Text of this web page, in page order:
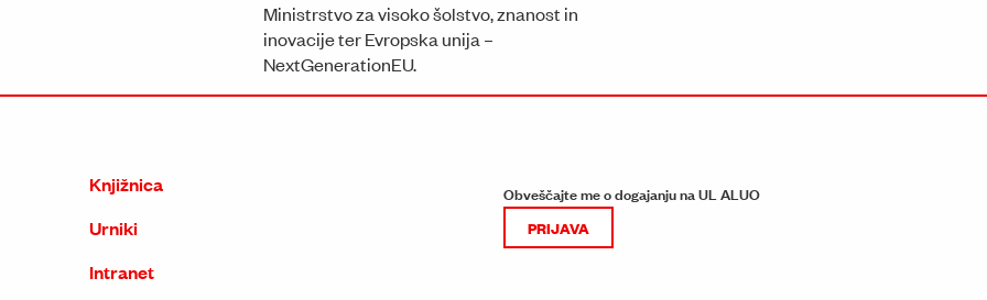
Ministrstvo za visoko šolstvo, znanost in
inovacije ter Evropska unija –
NextGenerationEU.
Knjižnica
Urniki
Intranet
Obveščajte me o dogajanju na UL ALUO
PRIJAVA